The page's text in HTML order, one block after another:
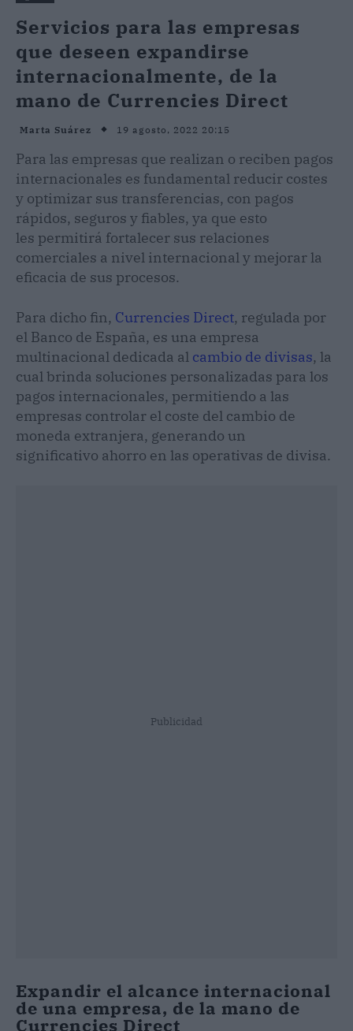
Servicios para las empresas
que deseen expandirse
internacionalmente, de la
mano de Currencies Direct
Marta Suárez 19 agosto, 2022 20:15
Para las empresas que realizan o reciben pagos
internacionales es fundamental reducir costes
y optimizar sus transferencias, con pagos
rápidos, seguros y fiables, ya que esto
les permitirá fortalecer sus relaciones
comerciales a nivel internacional y mejorar la
eficacia de sus procesos.
Para dicho fin, Currencies Direct, regulada por
el Banco de España, es una empresa
multinacional dedicada al cambio de divisas, la
cual brinda soluciones personalizadas para los
pagos internacionales, permitiendo a las
empresas controlar el coste del cambio de
moneda extranjera, generando un
significativo ahorro en las operativas de divisa.
Publicidad
Expandir el alcance internacional
de una empresa, de la mano de
Currencies Direct